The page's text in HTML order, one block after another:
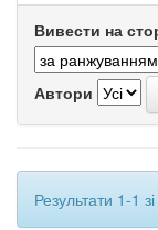
Вивести на
Автори
Результати 1-1